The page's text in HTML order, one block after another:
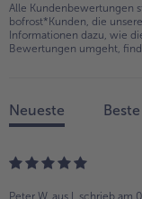
Alle Kundenbewertungen
bofrost*Kunden, die
Informationen dazu, wie
Bewertungen umgeht,
Neueste Beste
Peter W. aus I. schrieb am